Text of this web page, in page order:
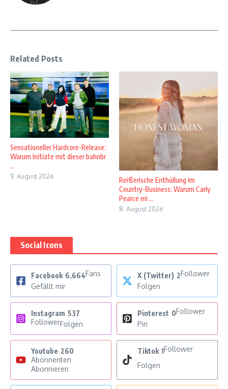
Related Posts
Sensationeller Hardcore-Release:
Warum Initiate mit dieser bahnbr
...
9. August 2026
Reißerische Enthüllung im
Country-Business: Warum Carly
Pearce mi ...
8. August 2026
Social Icons
Facebook 6,664Fans
Gefällt mir
X (Twitter) 2Follower
Folgen
Instagram 537
FollowerFolgen
Pinterest 0Follower
Pin
Youtube 260
Abonnenten
Abonnieren
Tiktok 1Follower
Folgen